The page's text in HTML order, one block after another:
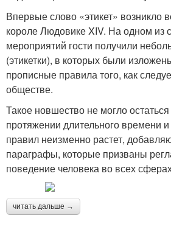
Впервые слово «этикет» возникло
короле Людовике XIV. На одном из
мероприятий гости получили
(этикетки), в которых были
прописные правила того, как
обществе.
Такое новшество не могло
протяжении длительного времени
правил неизменно растет,
параграфы, которые призваны
поведение человека во всех
читать дальше →